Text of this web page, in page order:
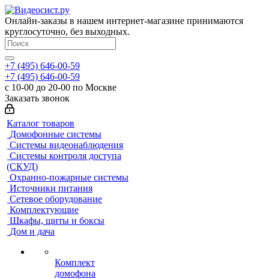
Онлайн-заказы в нашем интернет-магазине принимаются
круглосуточно, без выходных.
+7 (495) 646-00-59
+7 (495) 646-00-59
с 10-00 до 20-00 по Москве
Заказать звонок
Каталог товаров
Домофонные системы
Системы видеонаблюдения
Системы контроля доступа
(СКУД)
Охранно-пожарные системы
Источники питания
Сетевое оборудование
Комплектующие
Шкафы, щиты и боксы
Дом и дача
Комплект
домофона